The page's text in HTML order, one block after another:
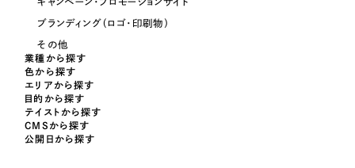
その他
さらに条件を追加する
キャンペーン・プロモーションサイト
ブランディング（ロゴ・印刷物）
その他
業種から探す
色から探す
エリアから探す
目的から探す
テイストから探す
CMSから探す
公開日から探す